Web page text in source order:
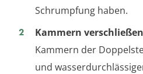
Schrumpfung haben.
Kammern
Kammern der
und